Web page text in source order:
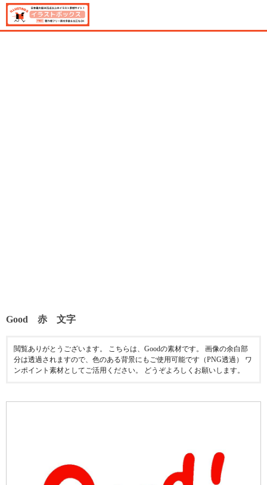
Good 赤 文字
閲覧ありがとうございます。 こちらは、Goodの素材です。 画像の余白部
分は透過されますので、色のある背景にもご使用可能です（PNG透過） ワ
ンポイント素材としてご活用ください。 どうぞよろしくお願いします。